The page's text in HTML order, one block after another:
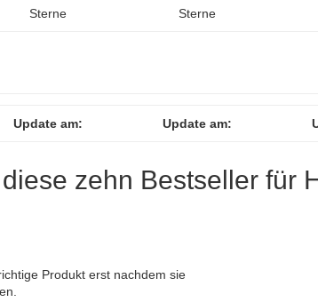
Sterne
Sterne
Update am: Update am:
zehn Bestseller für
Produkt erst nachdem sie